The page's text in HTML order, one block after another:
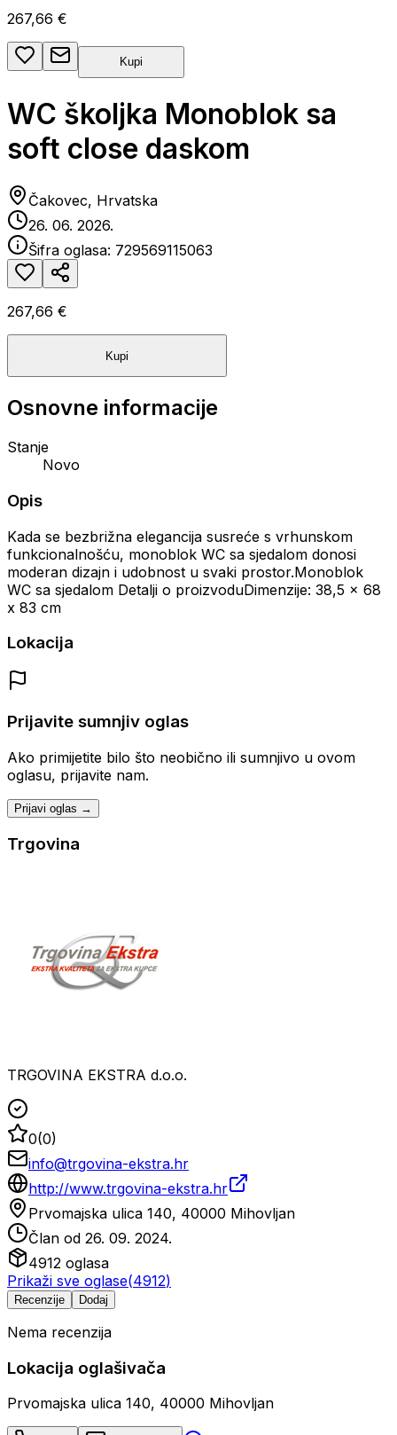
267,66 €
Kupi
WC školjka Monoblok sa
soft close daskom
Čakovec, Hrvatska
26. 06. 2026.
Šifra oglasa: 729569115063
267,66 €
Kupi
Osnovne informacije
Stanje
Novo
Opis
Kada se bezbrižna elegancija susreće s vrhunskom
funkcionalnošću, monoblok WC sa sjedalom donosi
moderan dizajn i udobnost u svaki prostor.Monoblok
WC sa sjedalom Detalji o proizvoduDimenzije: 38,5 x 68
x 83 cm
Lokacija
Prijavite sumnjiv oglas
Ako primijetite bilo što neobično ili sumnjivo u ovom
oglasu, prijavite nam.
Prijavi oglas →
Trgovina
TRGOVINA EKSTRA d.o.o.
0(0)
info@trgovina-ekstra.hr
http://www.trgovina-ekstra.hr
Prvomajska ulica 140, 40000 Mihovljan
Član od 26. 09. 2024.
4912 oglasa
Prikaži sve oglase(4912)
Recenzije Dodaj
Nema recenzija
Lokacija oglašivača
Prvomajska ulica 140, 40000 Mihovljan